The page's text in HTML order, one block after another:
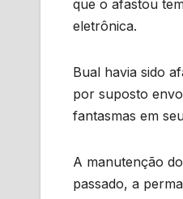
que o afastou
eletrônica.
Bual havia sido
por suposto
fantasmas em
A manutenção
passado, a